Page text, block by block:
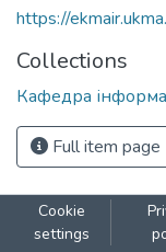
https://
Collections
Кафедра
Full item page
Cookie
settings